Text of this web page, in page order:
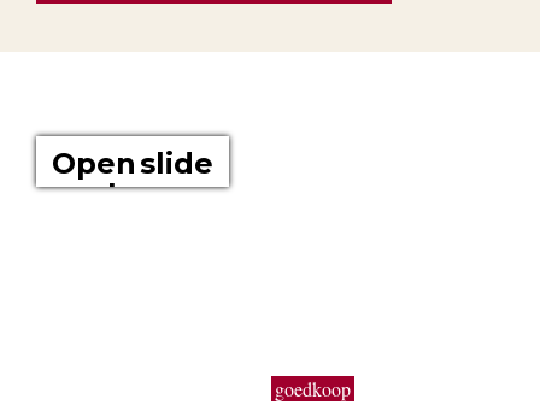
Open slide
show
goedkoop